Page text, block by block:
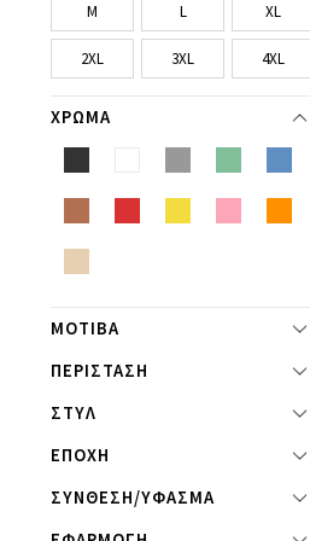
M L XL
2XL 3XL 4XL
ΧΡΩΜΑ
ΜΟΤΙΒΑ
ΠΕΡΙΣΤΑΣΗ
ΣΤΥΛ
ΕΠΟΧΗ
ΣΥΝΘΕΣΗ/ΥΦΑΣΜΑ